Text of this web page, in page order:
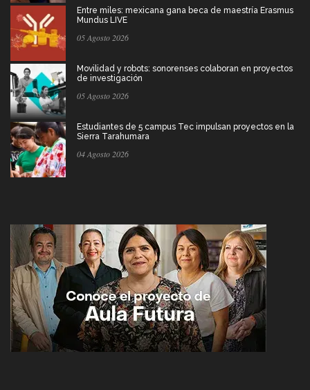
Entre miles: mexicana gana beca de maestría Erasmus
Mundus LIVE
05 Agosto 2026
Movilidad y robots: sonorenses colaboran en proyectos
de investigación
05 Agosto 2026
Estudiantes de 5 campus Tec impulsan proyectos en la
Sierra Tarahumara
04 Agosto 2026